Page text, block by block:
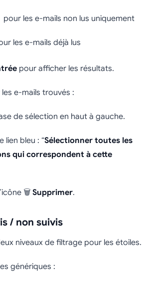
pour les e-mails non lus uniquement
les e-mails déjà lus
pour afficher les résultats.
e-mails trouvés :
de sélection en haut à gauche.
lien bleu : “Sélectionner toutes les
qui correspondent à cette
🗑️ Supprimer.
/ non suivis
niveaux de filtrage pour les étoiles.
génériques :